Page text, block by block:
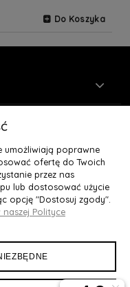
Do Koszyka
woj. łódzkie || NIP:
kontakt@deluxury.pl
umożliwiają poprawne
ofertę do Twoich
przez nas
lub dostosować użycie
opcję "Dostosuj zgody".
Polityce